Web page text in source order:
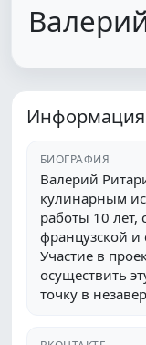
Информация
БИОГРАФИЯ
Валерий
кулинарным
работы 10 лет,
французской и
Участие в
осуществить
точку в